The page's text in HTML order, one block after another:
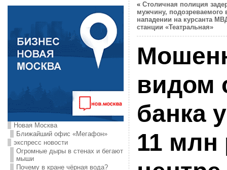
Новая Москва
Ближайший офис «Мегафон»
экспресс новости
Огромные дыры в стенах и бегают
мыши
Почему в кране чёрная вода?
« Столичная полиция
мужчину, подозреваемого
нападении на курсанта
станции «Театральная»
видом
банка
11 млн